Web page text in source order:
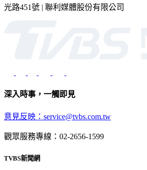
光路451號 | 聯利媒體股份有限公司
深入時事，一觸即見
意見反映：service@tvbs.com.tw
觀眾服務專線：02-2656-1599
TVBS新聞網